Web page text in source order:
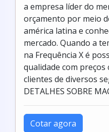
a empresa líder do
orçamento por meio
américa latina e
mercado. Quando a
na Frequência X é
qualidade com
clientes de diversos
DETALHES SOBRE
Cotar agora